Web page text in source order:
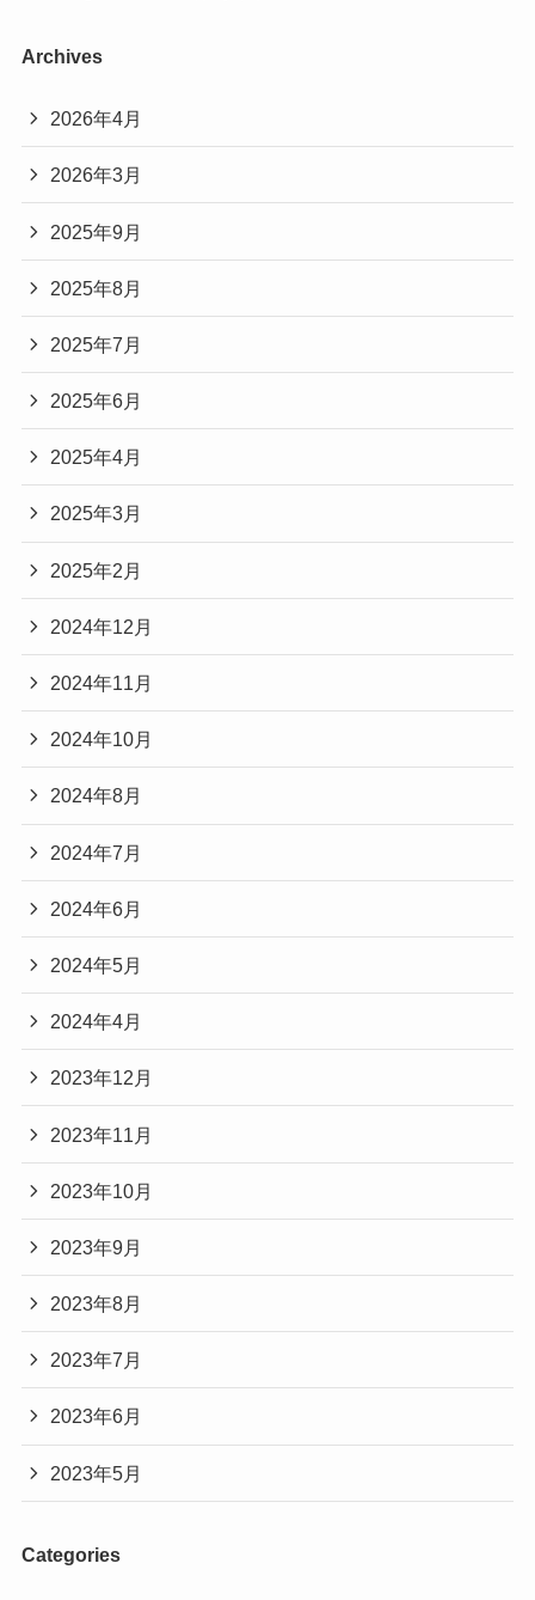
Archives
2026年4月
2026年3月
2025年9月
2025年8月
2025年7月
2025年6月
2025年4月
2025年3月
2025年2月
2024年12月
2024年11月
2024年10月
2024年8月
2024年7月
2024年6月
2024年5月
2024年4月
2023年12月
2023年11月
2023年10月
2023年9月
2023年8月
2023年7月
2023年6月
2023年5月
Categories